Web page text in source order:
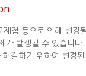
점 등으로 인해 변경
가 발생될 수 있습니다.
결하기 위하여 변경